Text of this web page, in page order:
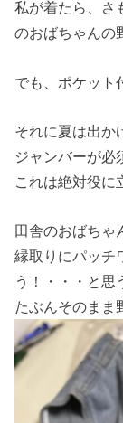
私が着たら、さ
のおばちゃんの
でも、ポケット
それに夏は出か
ジャンバーが必
これは絶対役に
田舎のおばちゃ
縁取りにパッチ
う！・・・と思
たぶんそのまま